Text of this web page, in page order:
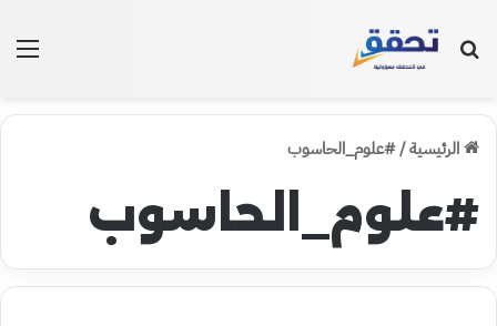
بحث عن
الرئيسية/#علوم_الحاسوب
#علوم_الحاسوب